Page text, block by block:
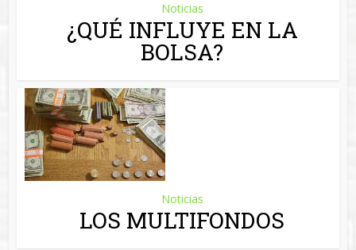
Noticias
¿QUÉ INFLUYE EN LA
BOLSA?
Noticias
LOS MULTIFONDOS